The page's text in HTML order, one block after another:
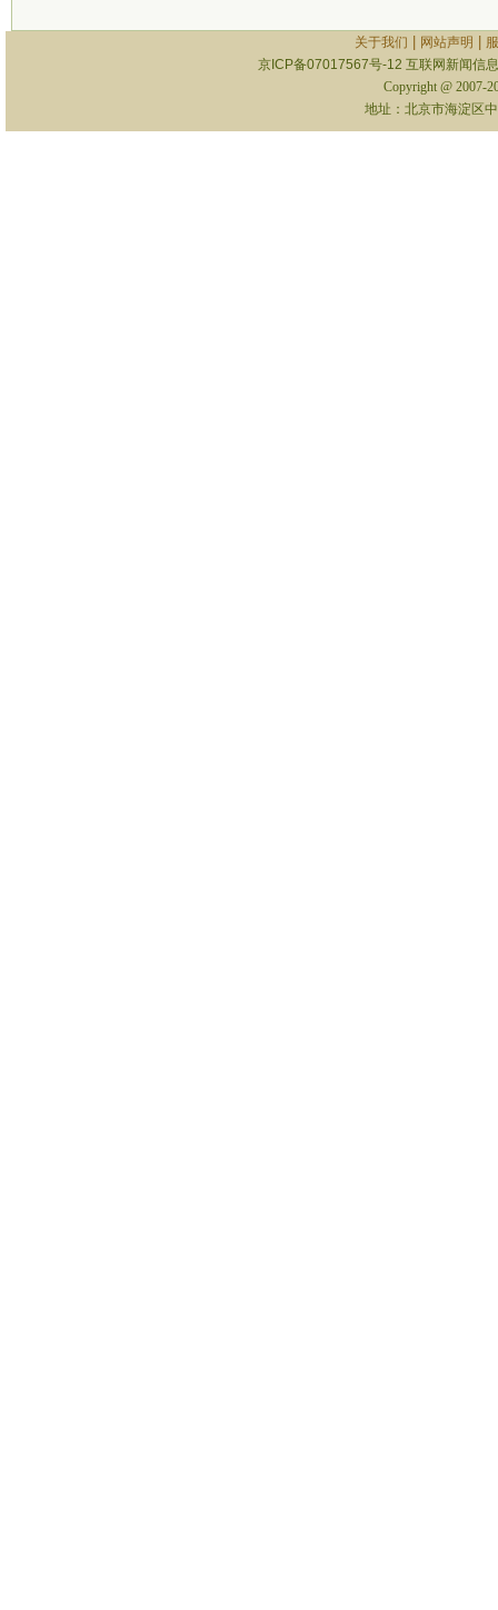
关于我们 网站声明
京ICP备07017567号-12 互联网新闻信
Copyright @ 2007-
地址：北京市海淀区